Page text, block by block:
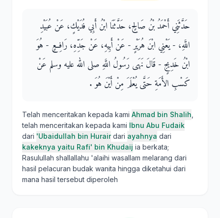
حَدَّثَنِي أَحْمَدُ بْنُ صَالِحٍ، حَدَّثَنَا ابْنُ أَبِي فُدَيْكٍ، عَنْ عُبَيْدِ
اللَّهِ، - يَعْنِي ابْنَ هُرَيْرٍ - عَنْ أَبِيهِ، عَنْ جَدِّهِ، رَافِعٍ - هُوَ
ابْنُ خَدِيجٍ - قَالَ نَهَى رَسُولُ اللَّهِ صلى الله عليه وسلم عَنْ
كَسْبِ الأَمَةِ حَتَّى يُعْلَمَ مِنْ أَيْنَ هُوَ ‏.‏
Telah menceritakan kepada kami Ahmad bin Shalih
telah menceritakan kepada kami Ibnu Abu Fudaik
dari 'Ubaidullah bin Hurairdari ayahnya dari
kakeknya yaitu Rafi' bin Khudaij ia berkata;
Rasulullah shallallahu 'alaihi wasallam melarang dari
hasil pelacuran budak wanita hingga diketahui dari
mana hasil tersebut diperoleh